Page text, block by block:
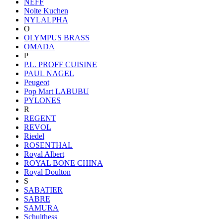
Nolte Kuchen
NYLALPHA
O
OLYMPUS BRASS
OMADA
P
P.L. PROFF CUISINE
PAUL NAGEL
Peugeot
Pop Mart LABUBU
PYLONES
R
REGENT
REVOL
Riedel
ROSENTHAL
Royal Albert
ROYAL BONE CHINA
Royal Doulton
S
SABATIER
SABRE
SAMURA
Schulthess